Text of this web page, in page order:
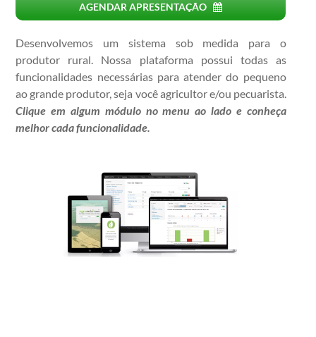
AGENDAR APRESENTAÇÃO
Desenvolvemos um sistema sob medida para o
produtor rural. Nossa plataforma possui todas as
funcionalidades necessárias para atender do pequeno
ao grande produtor, seja você agricultor e/ou pecuarista.
Clique em algum módulo no menu ao lado e conheça
melhor cada funcionalidade.